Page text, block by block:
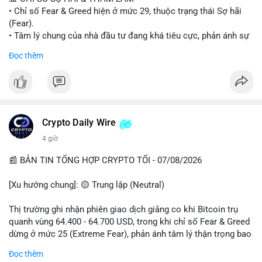
#vlikevn
• Chỉ số Fear & Greed hiện ở mức 29, thuộc trạng thái Sợ hãi
(Fear).
• Tâm lý chung của nhà đầu tư đang khá tiêu cực, phản ánh sự
• CoinGecko Trending: Plume (PLUME), Cash Cat (CASHCAT),
• LunarCrush Trending: Ethereum, Solana, Dogecoin, Polkadot,
Chainlink.
Viettel) và các từ khóa đời sống khác đang chiếm ưu thế.
💬 DÒNG CHẢY TIN TỨC & TRUYỀN THÔNG
năm tù đối với Sam Bankman-Fried (FTX).
• Tin tức vĩ mô: Cảnh báo về tình trạng stagflation (lạm phát
đình trệ) từ dữ liệu PMI của Mỹ; thu nhập của người Mỹ đang
• Tin tức Binance: Binance chuẩn bị nâng cấp dịch vụ giao dịch
Đọc thêm
Crypto Daily Wire
4 giờ
📰 BẢN TIN TỔNG HỢP CRYPTO TỐI - 07/08/2026
[Xu hướng chung]: 🟡 Trung lập (Neutral)
Thị trường ghi nhận phiên giao dịch giằng co khi Bitcoin trụ
quanh vùng 64.400 - 64.700 USD, trong khi chỉ số Fear & Greed
dừng ở mức 25 (Extreme Fear), phản ánh tâm lý thận trọng bao
Đọc thêm